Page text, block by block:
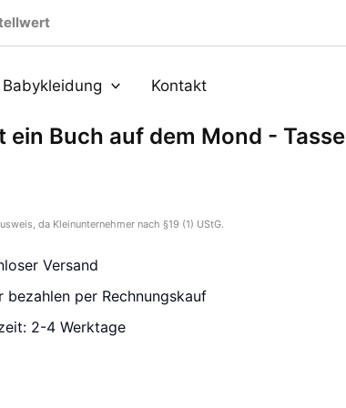
Babykleidung Kontakt
ein Buch auf dem Mond - Tasse
da Kleinunternehmer nach §19 (1) UStG.
Versand
bezahlen per Rechnungskauf
2-4 Werktage